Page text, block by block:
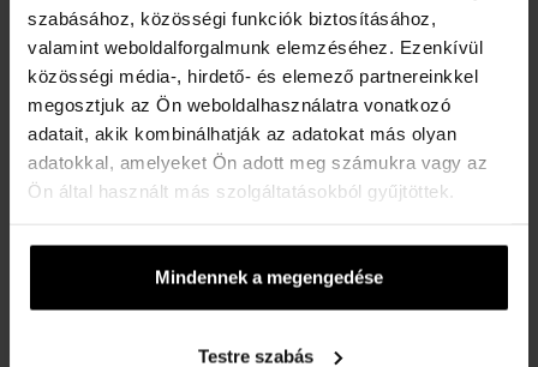
szabásához, közösségi funkciók biztosításához,
valamint weboldalforgalmunk elemzéséhez. Ezenkívül
közösségi média-, hirdető- és elemező partnereinkkel
megosztjuk az Ön weboldalhasználatra vonatkozó
adatait, akik kombinálhatják az adatokat más olyan
adatokkal, amelyeket Ön adott meg számukra vagy az
Ön által használt más szolgáltatásokból gyűjtöttek.
Mindennek a megengedése
Testre szabás
VÁSÁRLÓI TÁJÉKOZTATÓ
Hűségrendszer
Általános Szerződési Feltételek
Adatvédelmi nyilatkozat
Reklamációs űrlap